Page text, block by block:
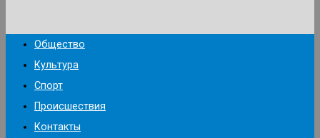
Общество
Культура
Спорт
Происшествия
Контакты